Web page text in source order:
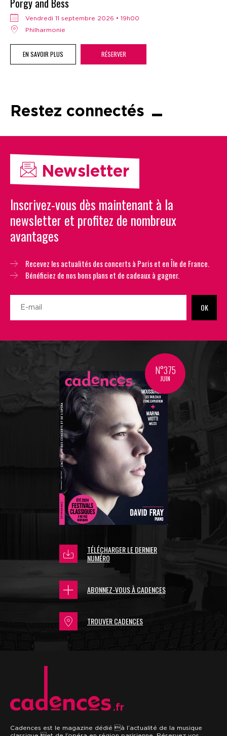
vendredi 11 septembre 2026 • 19h00
Philharmonie
EN SAVOIR PLUS RÉSERVER
Restez connectés
Newsletter
Inscrivez-vous dès maintenant à la
newsletter et profitez de nombreux
avantages
Recevez les actualités des concerts à Paris et en Île de France.
Bénéficiez de nos bons plans et de cadeaux à gagner.
OK
N°375
JUIN
TÉLÉCHARGER LE DERNIER
NUMÉRO
ABONNEZ-VOUS À CADENCES
TROUVER CADENCES
.fr
Cadences est le magazine dédié à l’actualité de la musique